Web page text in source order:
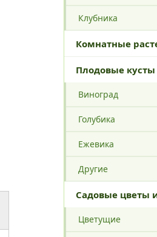
Клубника
Комнатные
Плодовые кусты
Виноград
Голубика
Ежевика
Другие
Садовые цветы
Цветущие